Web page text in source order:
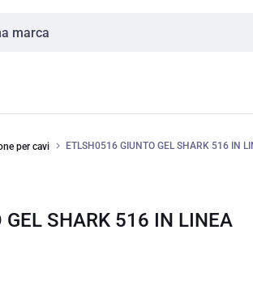
per cavi ETLSH0516 GIUNTO GEL SHARK 516 IN
SHARK 516 IN LINEA